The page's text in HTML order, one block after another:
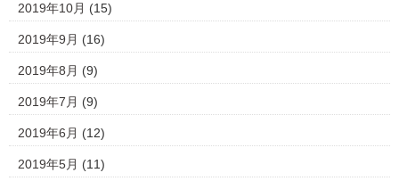
2019年10月 (15)
2019年9月 (16)
2019年8月 (9)
2019年7月 (9)
2019年6月 (12)
2019年5月 (11)